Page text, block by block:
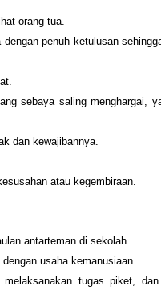
orang tua.
penuh ketulusan
sebaya saling menghargai,
dan kewajibannya.
atau kegembiraan.
antarteman di sekolah.
usaha kemanusiaan.
tugas piket,